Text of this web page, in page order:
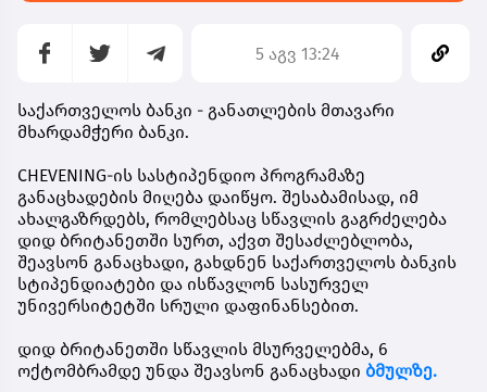
5 აგვ 13:24
საქართველოს ბანკი - განათლების მთავარი
მხარდამჭერი ბანკი.
CHEVENING-ის სასტიპენდიო პროგრამაზე
განაცხადების მიღება დაიწყო. შესაბამისად, იმ
ახალგაზრდებს, რომლებსაც სწავლის გაგრძელება
დიდ ბრიტანეთში სურთ, აქვთ შესაძლებლობა,
შეავსონ განაცხადი, გახდნენ საქართველოს ბანკის
სტიპენდიატები და ისწავლონ სასურველ
უნივერსიტეტში სრული დაფინანსებით.
დიდ ბრიტანეთში სწავლის მსურველებმა, 6
ოქტომბრამდე უნდა შეავსონ განაცხადი ბმულზე.